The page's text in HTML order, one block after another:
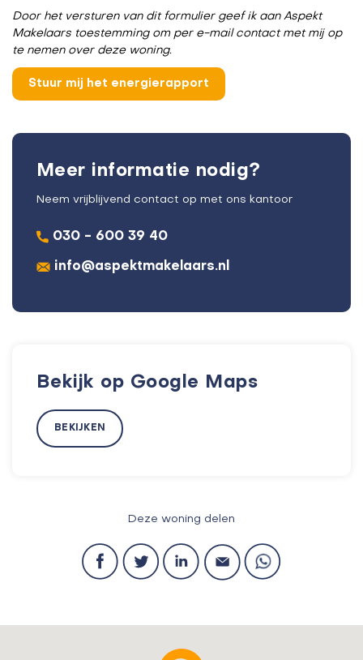
Door het versturen van dit formulier geef ik aan Aspekt
Makelaars toestemming om per e-mail contact met mij op
te nemen over deze woning.
Meer informatie nodig?
Neem vrijblijvend contact op met ons kantoor
030 - 600 39 40
info@aspektmakelaars.nl
Bekijk op Google Maps
BEKIJKEN
Deze woning delen